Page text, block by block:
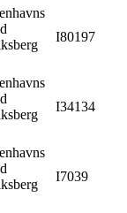
I80197
I34134
I7039